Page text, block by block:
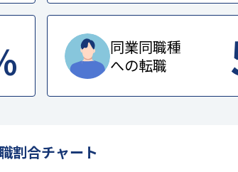
同業同職種
への転職
割合チャート